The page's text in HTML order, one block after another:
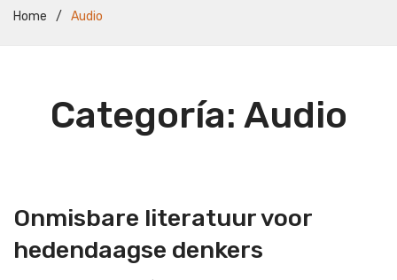
Home / Audio
Categoría: Audio
Onmisbare literatuur voor
hedendaagse denkers